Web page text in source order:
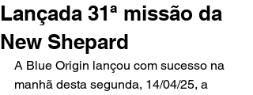
Lançada 31ª missão da
New Shepard
A Blue Origin lançou com sucesso na
manhã desta segunda, 14/04/25, a